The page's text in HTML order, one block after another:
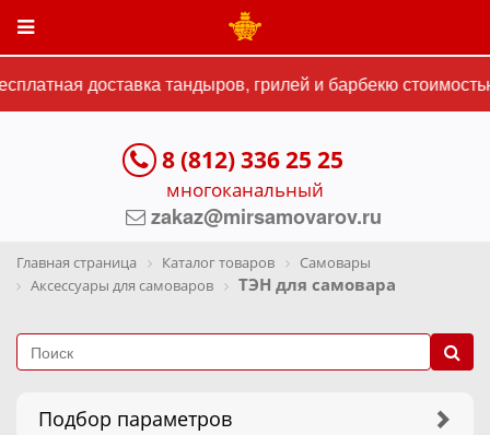
доставка тандыров, грилей и барбекю
8 (812) 336 25 25
многоканальный
zakaz@mirsamovarov.ru
Главная страница Каталог товаров
Самовары
Аксессуары для самоваров
ТЭН для самовара
Подбор параметров